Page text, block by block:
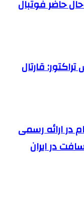
بالای ۳۵ سال حال حاضر فوتبال
قارتال
در ارائه رسمی
در ایران